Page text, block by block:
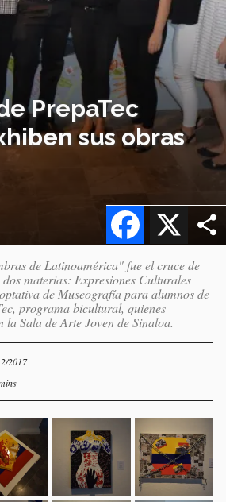
PrepaTec
sus obras
X
Facebook
de Latinoamérica" fue el cruce de
materias: Expresiones Culturales
de Museografía para alumnos de
programa bicultural, quienes
la Sala de Arte Joven de Sinaloa.
2017